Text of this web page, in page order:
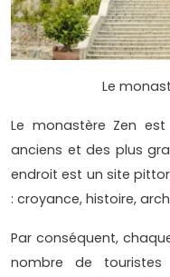
Le
Le monastère Zen
anciens et des plus
endroit est un site
: croyance, histoire,
Par conséquent,
nombre de